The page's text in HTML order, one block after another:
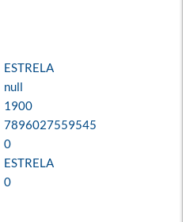
ESTRELA
null
1900
7896027559545
0
ESTRELA
0